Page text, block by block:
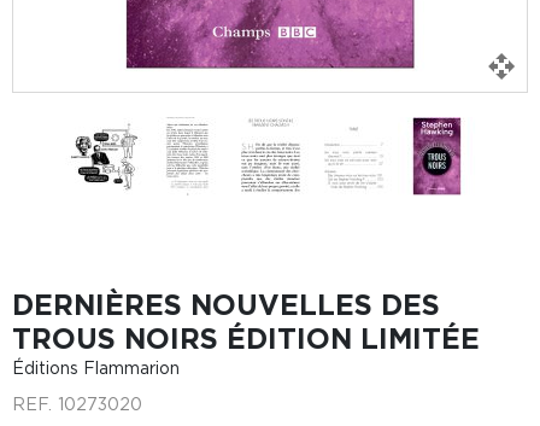
DERNIÈRES NOUVELLES DES
TROUS NOIRS ÉDITION LIMITÉE
Éditions Flammarion
REF. 10273020